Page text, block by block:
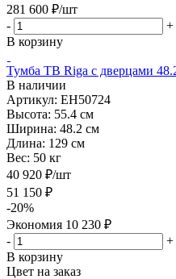
281 600 ₽/шт
-
+
В корзину
Тумба ТВ Riga с дверцами
В наличии
Артикул: EH50724
Высота: 55.4 см
Ширина: 48.2 см
Длина: 129 см
Вес: 50 кг
40 920 ₽/шт
51 150 ₽
-20%
Экономия 10 230 ₽
-
+
В корзину
Цвет на заказ